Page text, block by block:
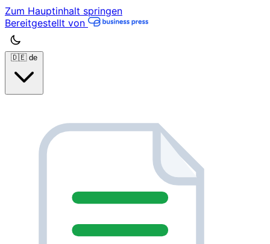
Zum Hauptinhalt springen
Bereitgestellt von
🇩🇪 de